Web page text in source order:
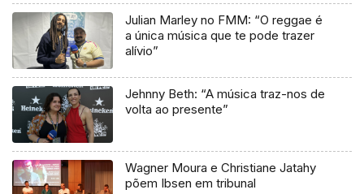
Julian Marley no FMM: “O reggae é
a única música que te pode trazer
alívio”
Jehnny Beth: “A música traz-nos de
volta ao presente”
Wagner Moura e Christiane Jatahy
põem Ibsen em tribunal